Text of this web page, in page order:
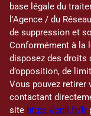
base légale du
l'Agence / du
de suppression et
Conformément à la
disposez des droits
d’opposition, de
Vous pouvez retirer
contactant
site https://cnil.fr/fr